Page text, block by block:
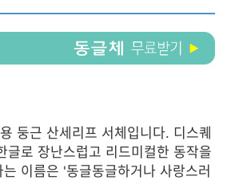
둥근 산세리프 서체입니다. 디스퀘
글로 장난스럽고 리드미컬한 동작을
이름은 '동글동글하거나 사랑스러